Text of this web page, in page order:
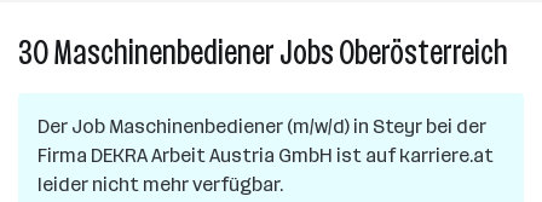
30MaschinenbedienerJobsOberösterreich
Der Job Maschinenbediener (m/w/d) in Steyr bei der
Firma DEKRA Arbeit Austria GmbH ist auf karriere.at
leider nicht mehr verfügbar.